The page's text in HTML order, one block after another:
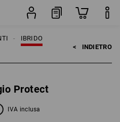
IBRIDO
< INDIETRO
Protect
IVA inclusa